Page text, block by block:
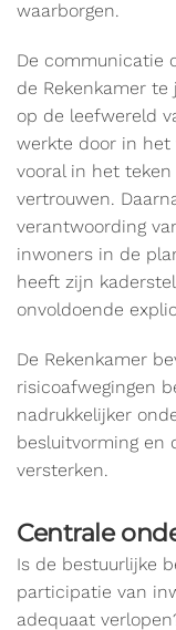
waarborgen.
De communicatie
de Rekenkamer
op de leefwereld
werkte door in
vooral in het
vertrouwen.
verantwoording
inwoners in de
heeft zijn
onvoldoende
De Rekenkamer
risicoafwegingen
nadrukkelijker
besluitvorming en
versterken.
Centrale
Is de bestuurlijke
participatie van
adequaat